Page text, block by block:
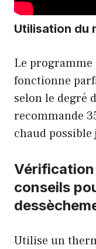
Utilisation du
Le programme
fonctionne
selon le degré
recommande
chaud possible
Vérification
conseils
Utilise un